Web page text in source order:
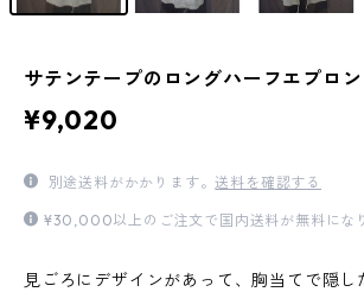
サテンテープのロングハーフエプロン
¥9,020
別途送料がかかります。送料を確認する
¥30,000以上のご注文で国内送料が無料にな
見ごろにデザインがあって、胸当てで隠し